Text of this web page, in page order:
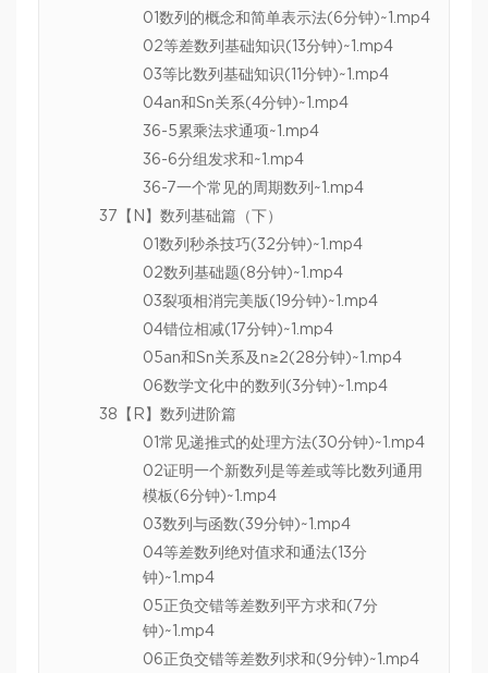
01数列的概念和简单表示法(6分钟)~1.mp4
02等差数列基础知识(13分钟)~1.mp4
03等比数列基础知识(11分钟)~1.mp4
04an和Sn关系(4分钟)~1.mp4
36-5累乘法求通项~1.mp4
36-6分组发求和~1.mp4
36-7一个常见的周期数列~1.mp4
37【N】数列基础篇（下）
01数列秒杀技巧(32分钟)~1.mp4
02数列基础题(8分钟)~1.mp4
03裂项相消完美版(19分钟)~1.mp4
04错位相减(17分钟)~1.mp4
05an和Sn关系及n≥2(28分钟)~1.mp4
06数学文化中的数列(3分钟)~1.mp4
38【R】数列进阶篇
01常见递推式的处理方法(30分钟)~1.mp4
02证明一个新数列是等差或等比数列通用
模板(6分钟)~1.mp4
03数列与函数(39分钟)~1.mp4
04等差数列绝对值求和通法(13分
钟)~1.mp4
05正负交错等差数列平方求和(7分
钟)~1.mp4
06正负交错等差数列求和(9分钟)~1.mp4